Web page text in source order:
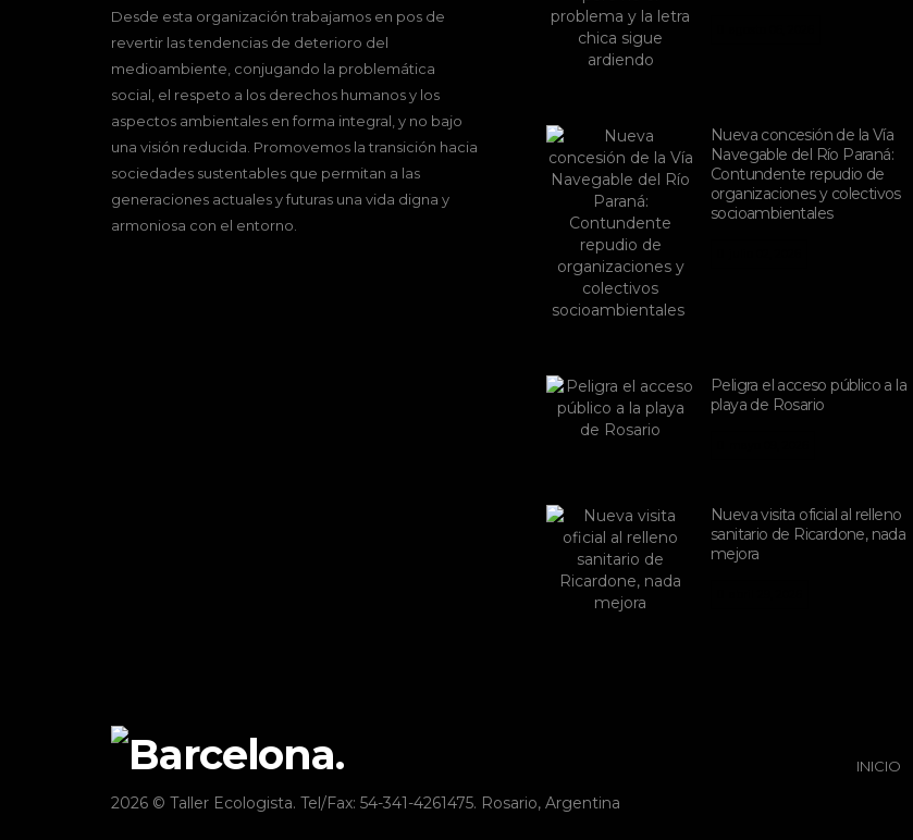
Desde esta organización trabajamos en pos de
revertir las tendencias de deterioro del
medioambiente, conjugando la problemática
social, el respeto a los derechos humanos y los
aspectos ambientales en forma integral, y no bajo
una visión reducida. Promovemos la transición hacia
sociedades sustentables que permitan a las
generaciones actuales y futuras una vida digna y
armoniosa con el entorno.
Nueva concesión de la Vía
Navegable del Río Paraná:
Contundente repudio de
organizaciones y colectivos
socioambientales
Peligra el acceso público a la
playa de Rosario
Nueva visita oficial al relleno
sanitario de Ricardone, nada
mejora
2026 © Taller Ecologista. Tel/Fax: 54-341-4261475. Rosario, Argentina
INICIO